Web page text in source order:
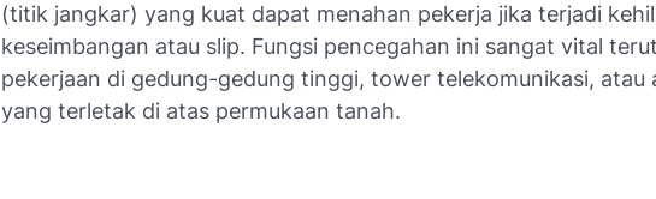
(titik jangkar) yang kuat dapat menahan pekerja jika terjadi
keseimbangan atau slip. Fungsi pencegahan ini sangat vital
pekerjaan di gedung-gedung tinggi, tower telekomunikasi, atau
yang terletak di atas permukaan tanah.